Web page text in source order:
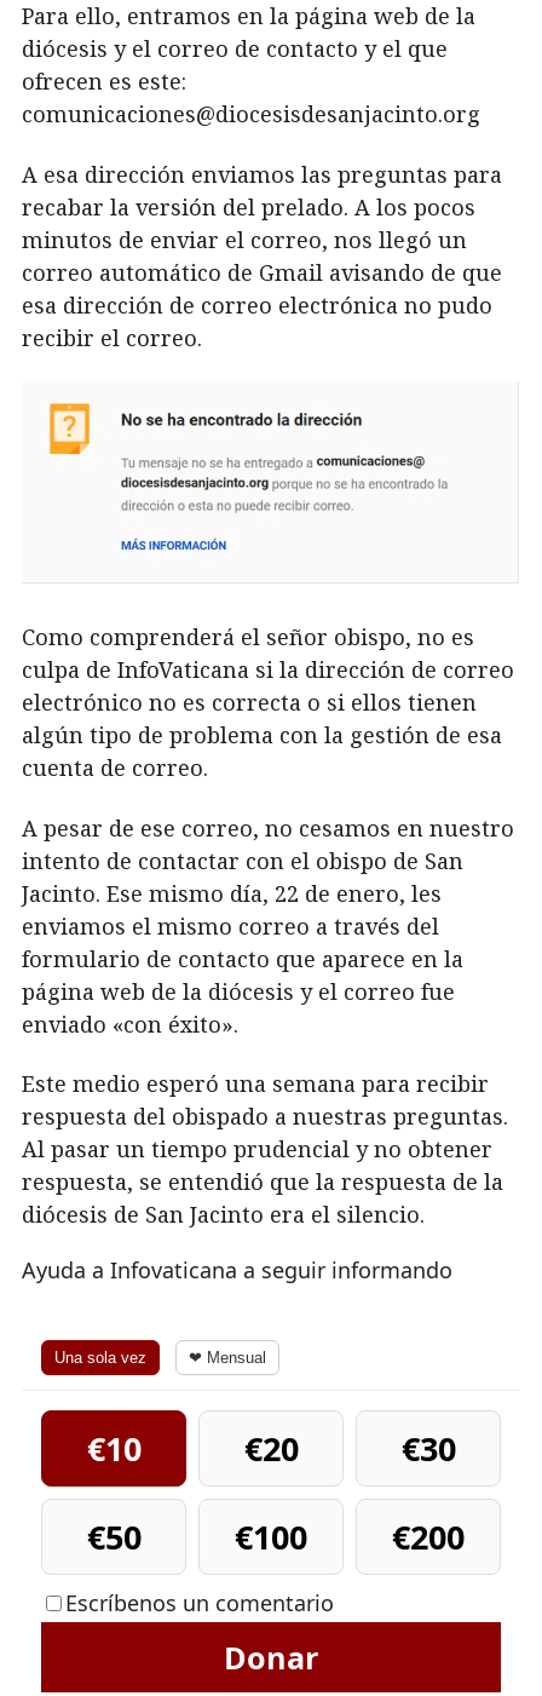
Para ello, entramos en la página web de la
diócesis y el correo de contacto y el que
ofrecen es este:
comunicaciones@diocesisdesanjacinto.org
A esa dirección enviamos las preguntas para
recabar la versión del prelado. A los pocos
minutos de enviar el correo, nos llegó un
correo automático de Gmail avisando de que
esa dirección de correo electrónica no pudo
recibir el correo.
Como comprenderá el señor obispo, no es
culpa de InfoVaticana si la dirección de correo
electrónico no es correcta o si ellos tienen
algún tipo de problema con la gestión de esa
cuenta de correo.
A pesar de ese correo, no cesamos en nuestro
intento de contactar con el obispo de San
Jacinto. Ese mismo día, 22 de enero, les
enviamos el mismo correo a través del
formulario de contacto que aparece en la
página web de la diócesis y el correo fue
enviado «con éxito».
Este medio esperó una semana para recibir
respuesta del obispado a nuestras preguntas.
Al pasar un tiempo prudencial y no obtener
respuesta, se entendió que la respuesta de la
diócesis de San Jacinto era el silencio.
Ayuda a Infovaticana a seguir informando
Una sola vez ❤ Mensual
€10 €20
€30
€50
€100 €200
Escríbenos un comentario
Donar